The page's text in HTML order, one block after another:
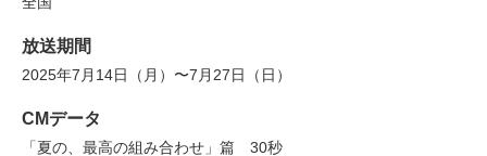
放送期間
2025年7月14日（月）〜7月27日（日）
CMデータ
「夏の、最高の組み合わせ」篇 30秒